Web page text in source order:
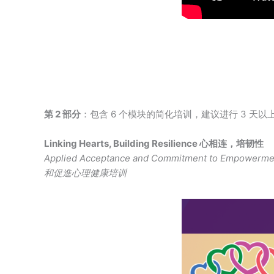
第 2 部分 ：包含 6 个模块的简化培训，建议进行 3 天以
Linking Hearts, Building Resilience 心相连，培韧性
Applied Acceptance and Commitment to
和促進心理健康培训